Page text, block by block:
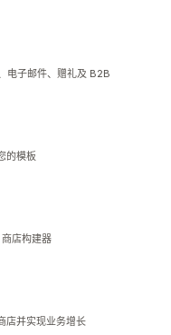
电子邮件、赠礼及 B2B
的模板
店构建器
店并实现业务增长